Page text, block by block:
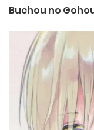
Buchou no